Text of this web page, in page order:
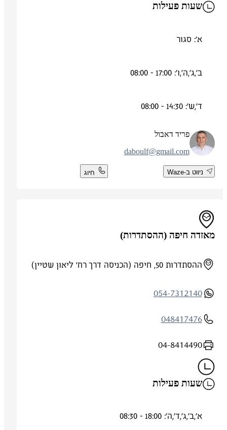
שעות פעילות
א': סגור
ב',ג',ה',ו': 17:00 - 08:00
ד',ש': 14:30 - 08:00
פריד דאבול
daboulf@gmail.com
ניווט ב-Waze חיוג
מאזדה חיפה (ההסתדרות)
ההסתדרות 50, חיפה (הכניסה דרך רח' ליאון שטיין)
054-7312140
048417476
04-8414490
שעות פעילות
א',ב',ג',ד',ה': 18:00 - 08:30